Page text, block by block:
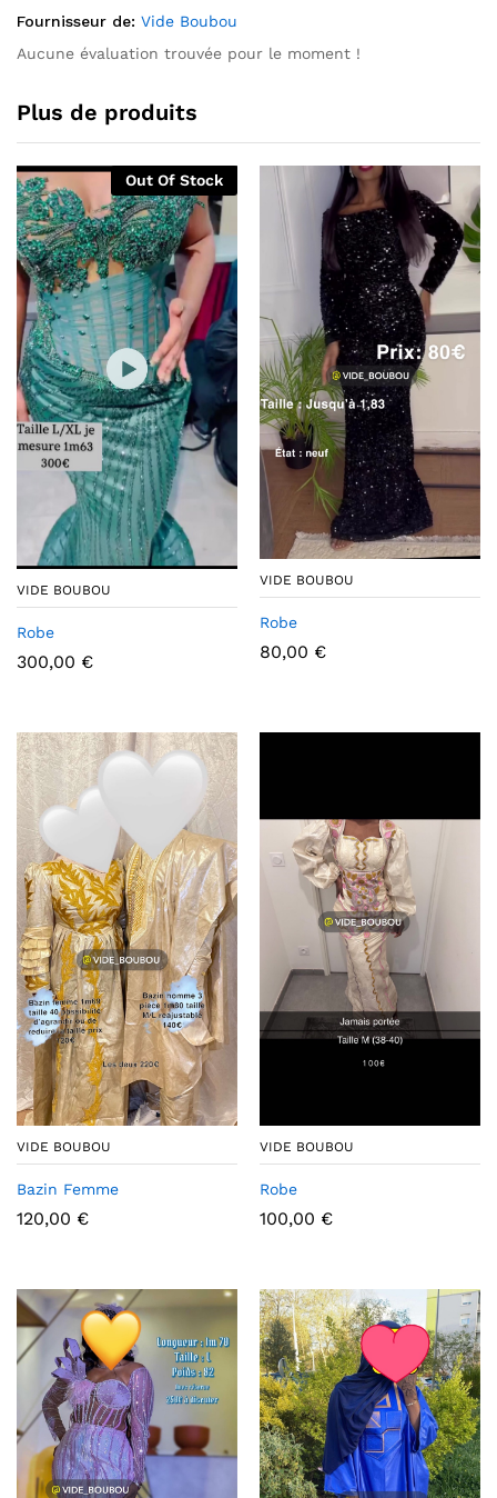
Fournisseur de: Vide Boubou
Aucune évaluation trouvée pour le moment !
Plus de produits
Out Of Stock
VIDE BOUBOU
Robe
300,00 €
VIDE BOUBOU
Robe
80,00 €
VIDE BOUBOU
Bazin Femme
120,00 €
VIDE BOUBOU
Robe
100,00 €